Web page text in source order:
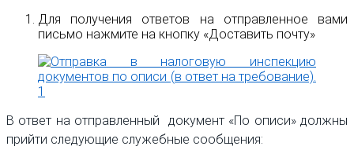
Для получения ответов на отправленное вами
письмо нажмите на кнопку «Доставить почту»
В ответ на отправленный документ «По описи» должны
прийти следующие служебные сообщения: